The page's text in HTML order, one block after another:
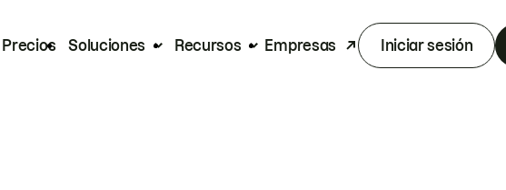
Precios Soluciones Recursos Empresas Iniciar sesión